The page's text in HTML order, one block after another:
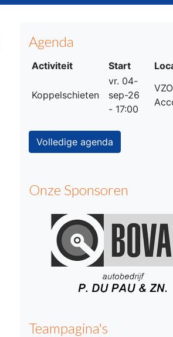
Agenda
Activiteit Start
Koppelschieten
vr. 04-
sep-26
- 17:00
Volledige agenda
Onze Sponsoren
Teampagina's